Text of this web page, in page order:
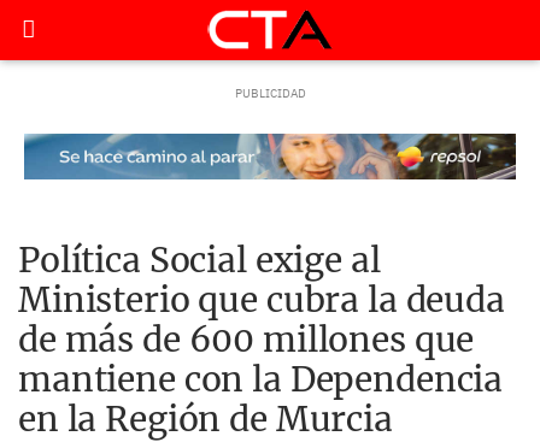
Política Social exige al
Ministerio que cubra la deuda
de más de 600 millones que
mantiene con la Dependencia
en la Región de Murcia